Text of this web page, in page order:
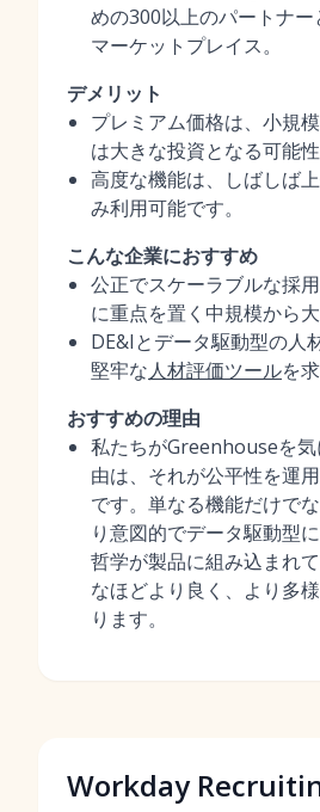
めの300以上のパートナ
マーケットプレイス。
デメリット
プレミアム価格は、小規
は大きな投資となる可能性
高度な機能は、しばしば
み利用可能です。
こんな企業におすすめ
公正でスケーラブルな採
に重点を置く中規模から大
DE&Iとデータ駆動型の人
堅牢な人材評価ツールを
おすすめの理由
私たちがGreenhouseを
由は、それが公平性を運
です。単なる機能だけで
り意図的でデータ駆動型
哲学が製品に組み込まれ
なほどより良く、より多
ります。
Workday